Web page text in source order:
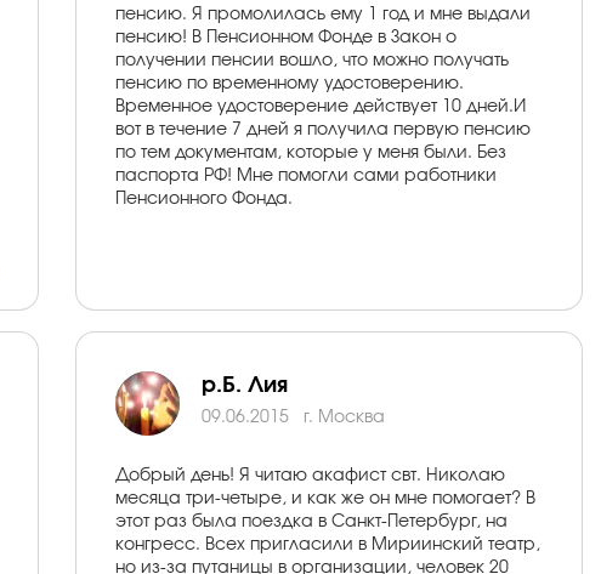
пенсию. Я промолилась ему 1 год и мне выдали
пенсию! В Пенсионном Фонде в Закон о
получении пенсии вошло, что можно получать
пенсию по временному удостоверению.
Временное удостоверение действует 10 дней.И
вот в течение 7 дней я получила первую пенсию
по тем документам, которые у меня были. Без
паспорта РФ! Мне помогли сами работники
Пенсионного Фонда.
р.Б. Лия
09.06.2015 г. Москва
Добрый день! Я читаю акафист свт. Николаю
месяца три-четыре, и как же он мне помогает? В
этот раз была поездка в Санкт-Петербург, на
конгресс. Всех пригласили в Мириинский театр,
но из-за путаницы в организации, человек 20